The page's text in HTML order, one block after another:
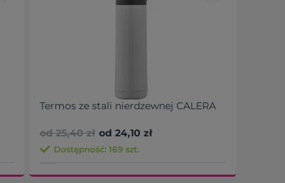
Termos ze stali nierdzewnej CALERA
od 25,40 zł od 24,10 zł
Dostępność: 169 szt.